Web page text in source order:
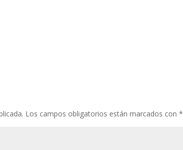
Los campos obligatorios están marcados con*